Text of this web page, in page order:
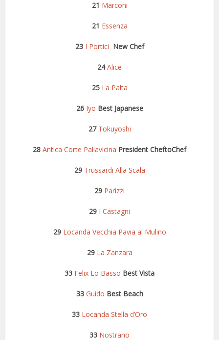
21 Marconi
21 Essenza
23 I Portici New Chef
24 Alice
25 La Palta
26 Iyo Best Japanese
27 Tokuyoshi
28 Antica Corte Pallavicina President CheftoChef
29 Trussardi Alla Scala
29 Parizzi
29 I Castagni
29 Locanda Vecchia Pavia al Mulino
29 La Zanzara
33 Felix Lo Basso Best Vista
33 Guido Best Beach
33 Locanda Stella d’Oro
33 Nostrano